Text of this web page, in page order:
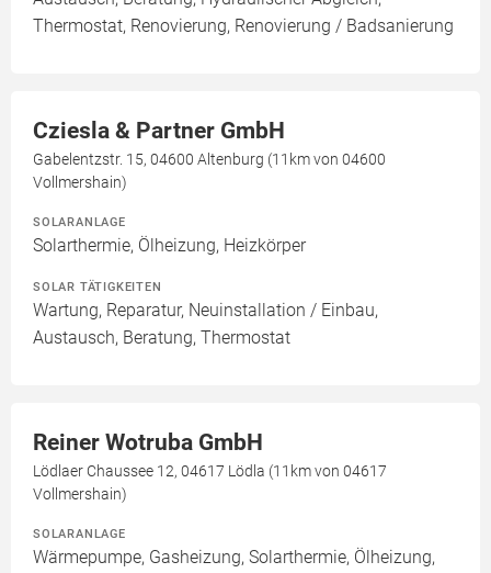
Thermostat, Renovierung, Renovierung / Badsanierung
Cziesla & Partner GmbH
Gabelentzstr. 15, 04600 Altenburg (11km von 04600
Vollmershain)
SOLARANLAGE
Solarthermie, Ölheizung, Heizkörper
SOLAR TÄTIGKEITEN
Wartung, Reparatur, Neuinstallation / Einbau,
Austausch, Beratung, Thermostat
Reiner Wotruba GmbH
Lödlaer Chaussee 12, 04617 Lödla (11km von 04617
Vollmershain)
SOLARANLAGE
Wärmepumpe, Gasheizung, Solarthermie, Ölheizung,